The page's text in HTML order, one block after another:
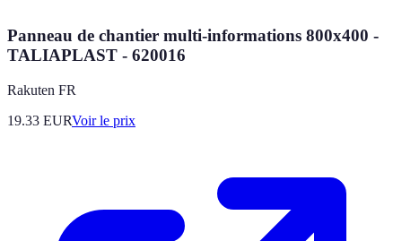
Panneau de chantier multi-informations 800x400 -
TALIAPLAST - 620016
Rakuten FR
19.33 EURVoir le prix